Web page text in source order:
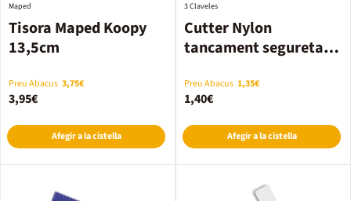
Tisora Maped Koopy
13,5cm
Maped
Preu Abacus 3,75€
3,95€
Afegir a la cistella
Cutter Nylon
tancament seguretat
3 Claveles
Preu Abacus 1,35€
1,40€
Afegir a la cistella